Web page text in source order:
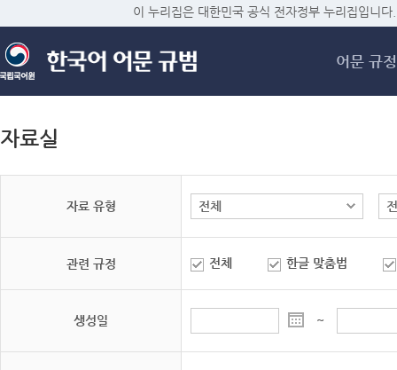
메
이 누리집은 대한민국 공식 전자정부 누리집입니다.
어문 규정
자료실
자료 유형
관련 규정 전체 한글 맞춤법
생성일 ~